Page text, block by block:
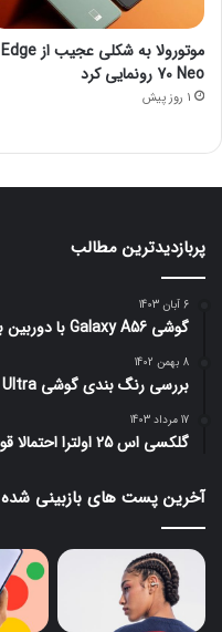
موتورولا به شکلی عجیب از Edge
70 Neo رونمایی کرد
1 روز پیش
پربازدیدترین مطالب
6 آبان 1403
گوشی Galaxy A56 با دوربین بهتر همراه است
8 بهمن 1402
بررسی رنگ بندی گوشی Galaxy S24 Ultra؛ کدام رنگ را بخریم
17 مرداد 1403
گلکسی اس 25 اولترا احتمالا قوی تر از آیفون 16 پرو است
آخرین پست های بازبینی شده